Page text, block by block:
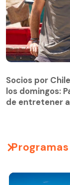
Socios por
los domingos:
de entretener
Programas